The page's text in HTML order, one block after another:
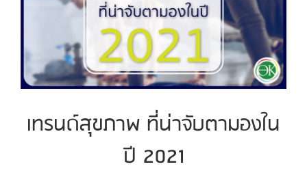
เทรนด์สุขภาพ ที่น่าจับตามองใน
ปี 2021